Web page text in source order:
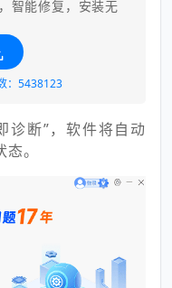
智能修复，安装无
：5438123
诊断”，软件将自动
。